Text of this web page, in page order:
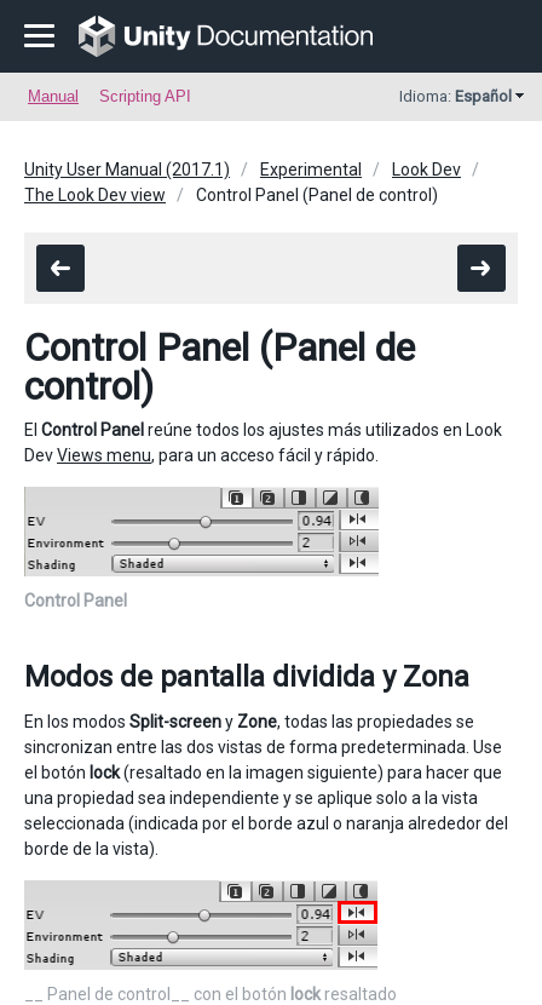
Manual Scripting API Idioma: Español
Unity User Manual (2017.1) Experimental
Look Dev
The Look Dev view
Control Panel (Panel de control)
Control Panel (Panel de
control)
El Control Panel reúne todos los ajustes más utilizados en Look
DevViews menu, para un acceso fácil y rápido.
Control Panel
Modos de pantalla dividida y Zona
En los modos Split-screeny Zone, todas las propiedades se
sincronizan entre las dos vistas de forma predeterminada. Use
el botón lock(resaltado en la imagen siguiente) para hacer que
una propiedad sea independiente y se aplique solo a la vista
seleccionada (indicada por el borde azul o naranja alrededor del
borde de la vista).
__ Panel de control__ con el botón lock resaltado